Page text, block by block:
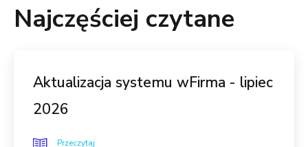
Najczęściej czytane
Aktualizacja systemu wFirma - lipiec
2026
Przeczytaj